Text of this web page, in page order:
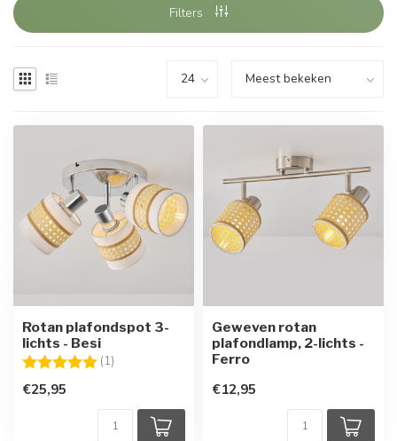
Filters
Rotan plafondspot 3-
lichts - Besi
Beoordeling: (1)
€25,95
Geweven rotan
plafondlamp, 2-lichts -
Ferro
€12,95